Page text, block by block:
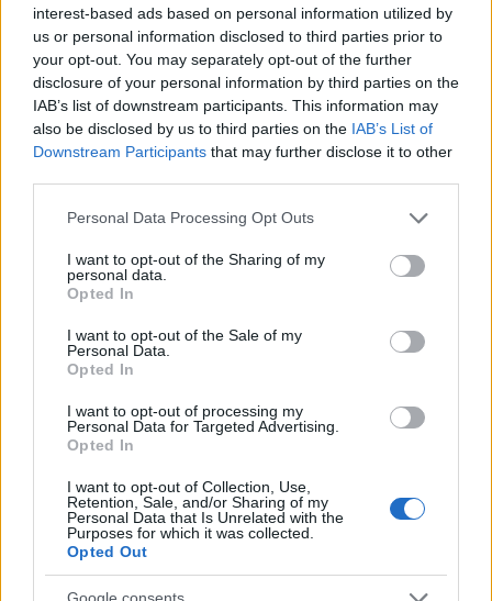
interest-based ads based on personal information utilized by
us or personal information disclosed to third parties prior to
your opt-out. You may separately opt-out of the further
disclosure of your personal information by third parties on the
IAB’s list of downstream participants. This information may
also be disclosed by us to third parties on the IAB’s List of
Downstream Participants that may further disclose it to other
Please note that this website/app uses one or more Google
not limited to your visit or usage behaviour. You may click to
grant or deny consent to Google and its third-party tags to
use your data for below specified purposes in below Google
consent section.
Personal Data Processing Opt Outs
I want to opt-out of the Sharing of my
personal data.
Opted In
I want to opt-out of the Sale of my
Personal Data.
Opted In
I want to opt-out of processing my
Personal Data for Targeted Advertising.
Opted In
I want to opt-out of Collection, Use,
Retention, Sale, and/or Sharing of my
Personal Data that Is Unrelated with the
Purposes for which it was collected.
Opted Out